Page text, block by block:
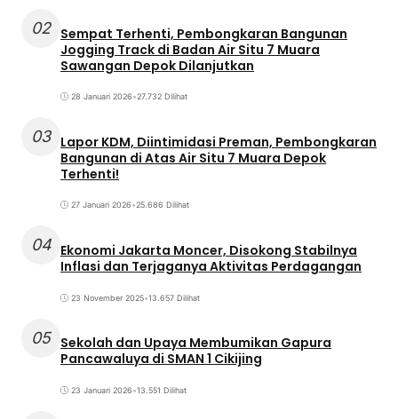
02 Sempat Terhenti, Pembongkaran Bangunan
Jogging Track di Badan Air Situ 7 Muara
Sawangan Depok Dilanjutkan
28 Januari 2026•27.732 Dilihat
03 Lapor KDM, Diintimidasi Preman, Pembongkaran
Bangunan di Atas Air Situ 7 Muara Depok
Terhenti!
27 Januari 2026•25.686 Dilihat
04 Ekonomi Jakarta Moncer, Disokong Stabilnya
Inflasi dan Terjaganya Aktivitas Perdagangan
23 November 2025•13.657 Dilihat
05 Sekolah dan Upaya Membumikan Gapura
Pancawaluya di SMAN 1 Cikijing
23 Januari 2026•13.551 Dilihat